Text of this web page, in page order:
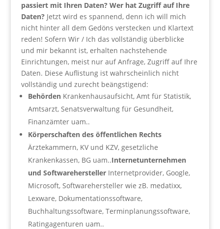
passiert mit Ihren Daten? Wer hat Zugriff auf Ihre
Daten? Jetzt wird es spannend, denn ich will mich
nicht hinter all dem Gedöns verstecken und Klartext
reden! Sofern Wir / Ich das vollständig überblicke
und mir bekannt ist, erhalten nachstehende
Einrichtungen, meist nur auf Anfrage, Zugriff auf Ihre
Daten. Diese Auflistung ist wahrscheinlich nicht
vollständig und zurecht beängstigend:
BehördenKrankenhausaufsicht, Amt für Statistik,
Amtsarzt, Senatsverwaltung für Gesundheit,
Finanzämter uam..
Körperschaften des öffentlichen Rechts
Ärztekammern, KV und KZV, gesetzliche
Krankenkassen, BG uam..Internetunternehmen
und SoftwareherstellerInternetprovider, Google,
Microsoft, Softwarehersteller wie zB. medatixx,
Lexware, Dokumentationssoftware,
Buchhaltungssoftware, Terminplanungssoftware,
Ratingagenturen uam..